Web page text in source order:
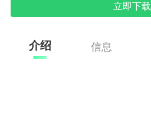
立即下载
介绍 信息